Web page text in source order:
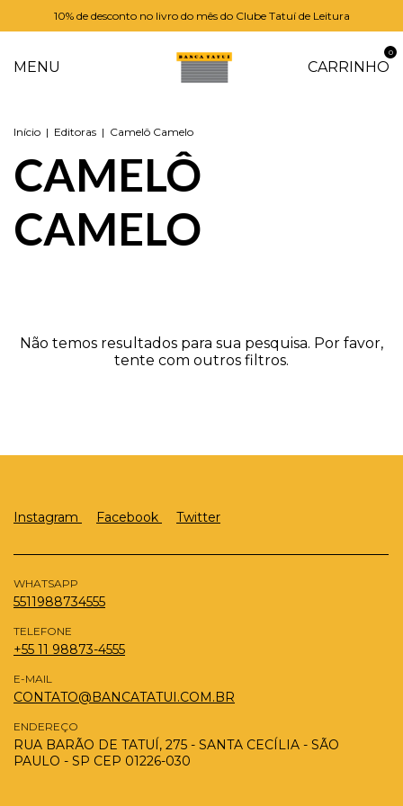
10% de desconto no livro do mês do Clube Tatuí de Leitura
MENU CARRINHO
0
Início | Editoras | Camelô Camelo
CAMELÔ
CAMELO
Não temos resultados para sua pesquisa. Por favor,
tente com outros filtros.
Instagram Facebook Twitter
WHATSAPP
5511988734555
TELEFONE
+55 11 98873-4555
E-MAIL
CONTATO@BANCATATUI.COM.BR
ENDEREÇO
RUA BARÃO DE TATUÍ, 275 - SANTA CECÍLIA - SÃO
PAULO - SP CEP 01226-030